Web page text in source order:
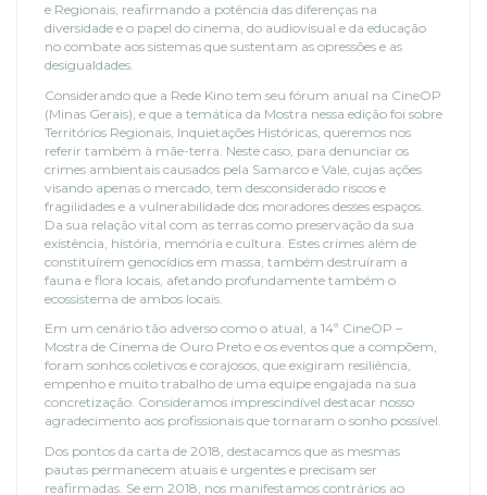
e Regionais, reafirmando a potência das diferenças na
diversidade e o papel do cinema, do audiovisual e da educação
no combate aos sistemas que sustentam as opressões e as
desigualdades.
Considerando que a Rede Kino tem seu fórum anual na CineOP
(Minas Gerais), e que a temática da Mostra nessa edição foi sobre
Territórios Regionais, Inquietações Históricas, queremos nos
referir também à mãe-terra. Neste caso, para denunciar os
crimes ambientais causados pela Samarco e Vale, cujas ações
visando apenas o mercado, tem desconsiderado riscos e
fragilidades e a vulnerabilidade dos moradores desses espaços.
Da sua relação vital com as terras como preservação da sua
existência, história, memória e cultura. Estes crimes além de
constituírem genocídios em massa, também destruíram a
fauna e flora locais, afetando profundamente também o
ecossistema de ambos locais.
Em um cenário tão adverso como o atual, a 14ª CineOP –
Mostra de Cinema de Ouro Preto e os eventos que a compõem,
foram sonhos coletivos e corajosos, que exigiram resiliência,
empenho e muito trabalho de uma equipe engajada na sua
concretização. Consideramos imprescindível destacar nosso
agradecimento aos profissionais que tornaram o sonho possível.
Dos pontos da carta de 2018, destacamos que as mesmas
pautas permanecem atuais e urgentes e precisam ser
reafirmadas. Se em 2018, nos manifestamos contrários ao